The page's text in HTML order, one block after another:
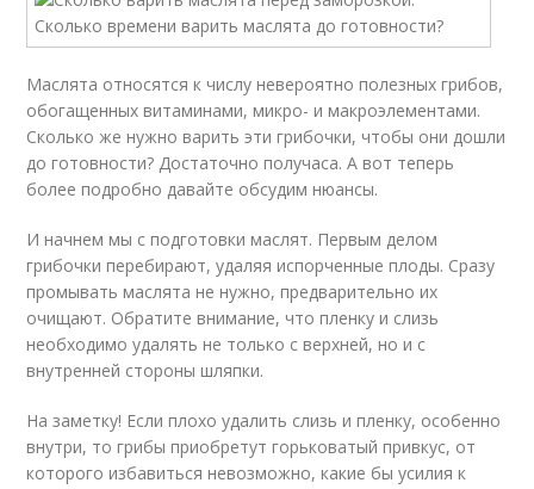
Маслята относятся к числу невероятно полезных грибов,
обогащенных витаминами, микро- и макроэлементами.
Сколько же нужно варить эти грибочки, чтобы они дошли
до готовности? Достаточно получаса. А вот теперь
более подробно давайте обсудим нюансы.
И начнем мы с подготовки маслят. Первым делом
грибочки перебирают, удаляя испорченные плоды. Сразу
промывать маслята не нужно, предварительно их
очищают. Обратите внимание, что пленку и слизь
необходимо удалять не только с верхней, но и с
внутренней стороны шляпки.
На заметку! Если плохо удалить слизь и пленку, особенно
внутри, то грибы приобретут горьковатый привкус, от
которого избавиться невозможно, какие бы усилия к